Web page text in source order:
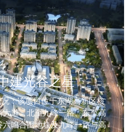
建光谷之星
：该项目位于东湖高新区核
大道、北至九峰一路、东至高
六咱合围地块及九峰一路与高